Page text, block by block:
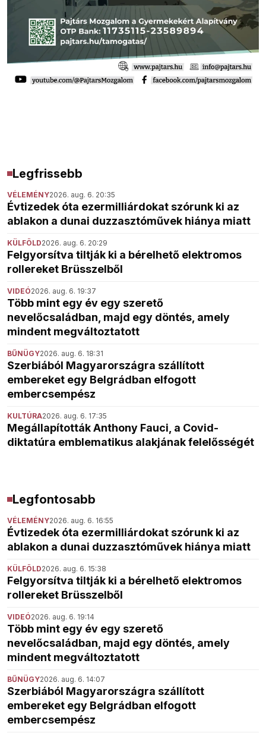
Legfrissebb
VÉLEMÉNY2026. aug. 6. 20:35
Évtizedek óta ezermilliárdokat szórunk ki az
ablakon a dunai duzzasztóművek hiánya miatt
KÜLFÖLD2026. aug. 6. 20:29
Felgyorsítva tiltják ki a bérelhető elektromos
rollereket Brüsszelből
VIDEÓ2026. aug. 6. 19:37
Több mint egy év egy szerető
nevelőcsaládban, majd egy döntés, amely
mindent megváltoztatott
BŰNÜGY2026. aug. 6. 18:31
Szerbiából Magyarországra szállított
embereket egy Belgrádban elfogott
embercsempész
KULTÚRA2026. aug. 6. 17:35
Megállapították Anthony Fauci, a Covid-
diktatúra emblematikus alakjának felelősségét
Legfontosabb
VÉLEMÉNY2026. aug. 6. 16:55
Évtizedek óta ezermilliárdokat szórunk ki az
ablakon a dunai duzzasztóművek hiánya miatt
KÜLFÖLD2026. aug. 6. 15:38
Felgyorsítva tiltják ki a bérelhető elektromos
rollereket Brüsszelből
VIDEÓ2026. aug. 6. 19:14
Több mint egy év egy szerető
nevelőcsaládban, majd egy döntés, amely
mindent megváltoztatott
BŰNÜGY2026. aug. 6. 14:07
Szerbiából Magyarországra szállított
embereket egy Belgrádban elfogott
embercsempész